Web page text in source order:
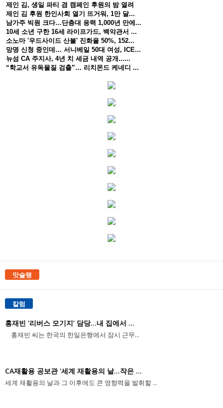
제인 김, 생일 파티 겸 캠페인 후원의 밤 열려
제인 김 후원 한인사회 열기 뜨거워, 1만 달...
남가주 빅원 크다…단층대 응력 1,000년 만에...
10세 소년 구한 16세 라이프가드, 백악관서 ...
소노마 '우드사이드 산불' 진화율 50%, 152...
망명 신청 중인데… 서니베일 50대 여성, ICE...
뉴섬 CA 주지사, 4년 치 세금 내역 공개......
“학교서 유독물질 검출”… 리치몬드 케네디 ...
맛슐랭
칼럼
홍재빈 ‘리버스 모기지’ 담당...내 집에서 ...
홍재빈 씨는 한국의 한일은행에서 잠시 근무...
CA재활용 공보관 '세계 재활용의 날...작은 ...
세계 재활용의 날과 그 이후에도 큰 영향력을 발휘할 ...